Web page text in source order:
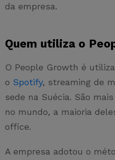
da empresa.
Quem utiliza o
O People Growth é
o Spotify, streaming de
sede na Suécia. São
no mundo, a maioria
office.
A empresa adotou o